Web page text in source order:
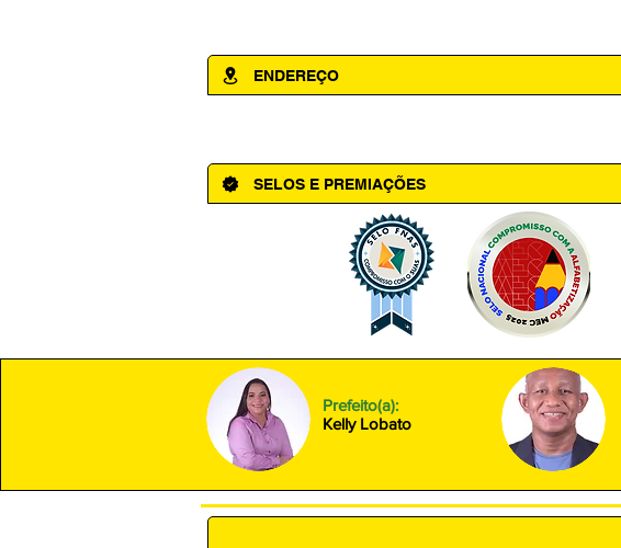
ENDEREÇO
SELOS E PREMIAÇÕES
Prefeito(a):
Kelly Lobato